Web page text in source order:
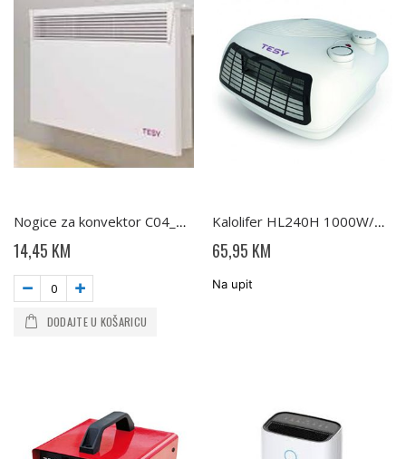
Nogice za konvektor C04_C06 TESY
14,45 KM
DODAJTE U KOŠARICU
Kalolifer HL240H 1000W/2000W TESY
65,95 KM
Na upit